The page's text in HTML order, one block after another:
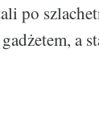
po
a